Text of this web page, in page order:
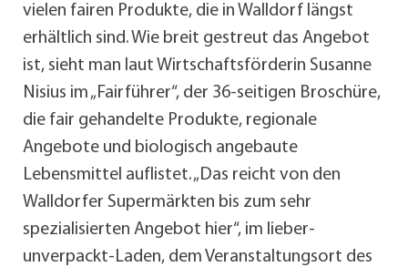
vielen fairen Produkte, die in Walldorf längst
erhältlich sind. Wie breit gestreut das Angebot
ist, sieht man laut Wirtschaftsförderin Susanne
Nisius im „Fairführer“, der 36-seitigen Broschüre,
die fair gehandelte Produkte, regionale
Angebote und biologisch angebaute
Lebensmittel auflistet. „Das reicht von den
Walldorfer Supermärkten bis zum sehr
spezialisierten Angebot hier“, im lieber-
unverpackt-Laden, dem Veranstaltungsort des